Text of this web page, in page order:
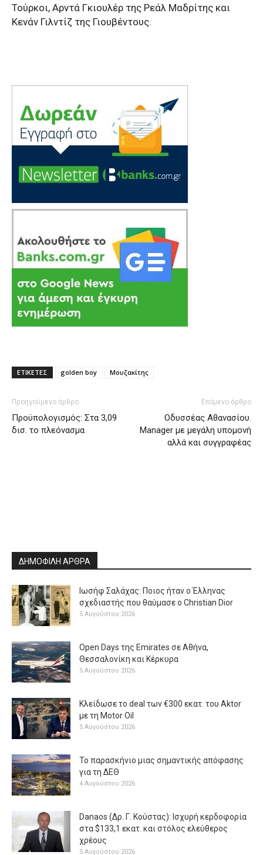
Τούρκοι, Αρντά Γκιουλέρ της Ρεάλ Μαδρίτης και
Κενάν Γιλντίζ της Γιουβέντους.
ΕΤΙΚΕΤΕΣ golden boy Μουζακίτης
Προηγούμενο άρθρο
Προϋπολογισμός: Στα 3,09
δισ. το πλεόνασμα
Επόμενο άρθρο
Οδυσσέας Αθανασίου.
Manager με μεγάλη υπομονή
αλλά και συγγραφέας
ΔΗΜΟΦΙΛΗ ΑΡΘΡΑ
Ιωσήφ Σαλάχας: Ποιος ήταν ο Έλληνας
σχεδιαστής που θαύμασε ο Christian Dior
5 Αυγούστου 2026
Open Days της Emirates σε Αθήνα,
Θεσσαλονίκη και Κέρκυρα
5 Αυγούστου 2026
Κλείδωσε το deal των €300 εκατ. του Aktor
με τη Μotor Oil
5 Αυγούστου 2026
Το παρασκήνιο μιας σημαντικής απόφασης
για τη ΔΕΘ
4 Αυγούστου 2026
Danaos (Δρ. Γ. Κούστας): Ισχυρή κερδοφορία
στα $133,1 εκατ. και στόλος ελεύθερος
χρέους
5 Αυγούστου 2026